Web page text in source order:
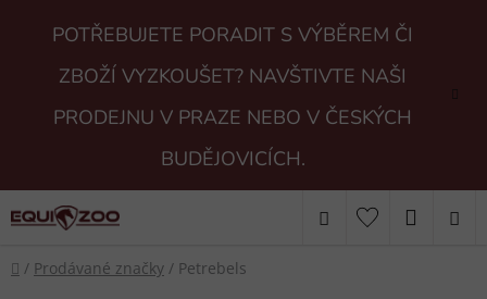
POTŘEBUJETE PORADIT S VÝBĚREM ČI
ZBOŽÍ VYZKOUŠET? NAVŠTIVTE NAŠI
PRODEJNU V PRAZE NEBO V ČESKÝCH
BUDĚJOVICÍCH.
Hledat
Domů
/ Prodávané značky / Petrebels